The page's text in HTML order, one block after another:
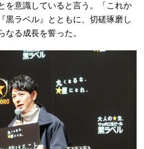
を意識していると言う。「これか
黒ラベル』とともに、切磋琢磨し
なる成長を誓った。